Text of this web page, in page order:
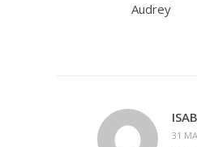
Audrey
31